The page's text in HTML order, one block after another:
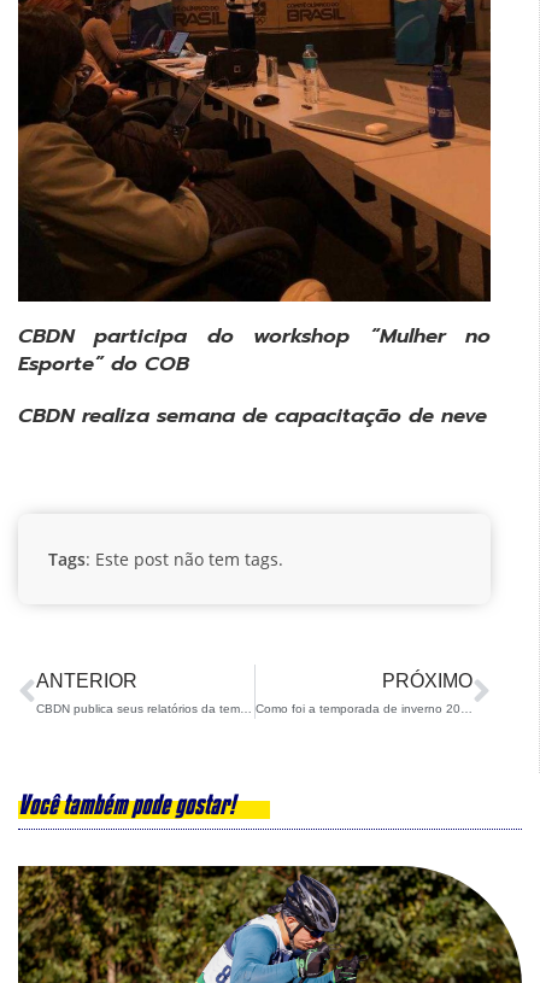
CBDN participa do workshop “Mulher no
Esporte” do COB
CBDN realiza semana de capacitação de neve
Tags: Este post não tem tags.
ANTERIOR PRÓXIMO
Como foi a temporada de inverno 2019/20 em números?
Você também pode gostar!